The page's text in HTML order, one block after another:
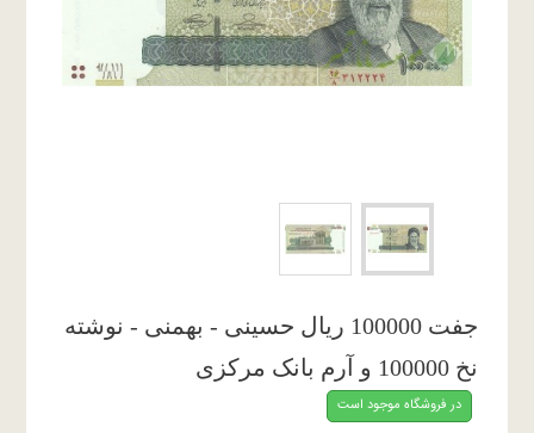
جفت 100000 ریال حسینی - بهمنی - نوشته
نخ 100000 و آرم بانک مرکزی
در فروشگاه موجود است